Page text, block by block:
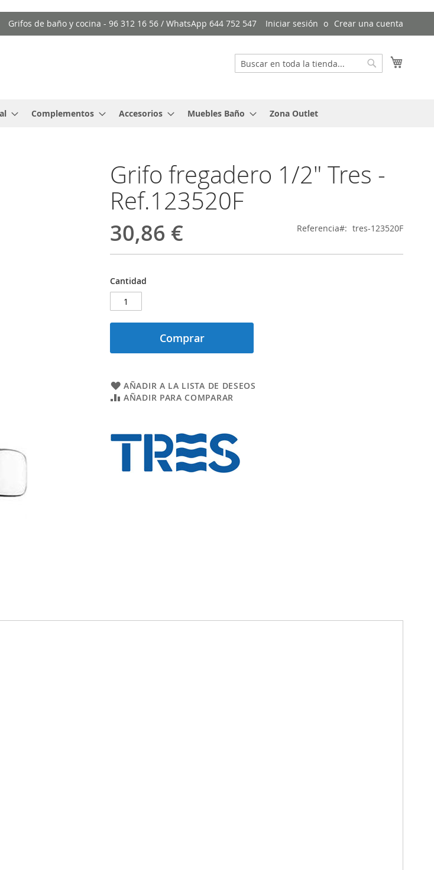
Grifos de baño y cocina - 96 312 16 56 / WhatsApp 644 752 547 Iniciar sesión Crear una cuenta
Buscar
Complementos Accesorios Muebles Baño Zona Outlet
Grifo fregadero 1/2" Tres -
Ref.123520F
30,86 € Referencia tres-123520F
Cantidad
Comprar
AÑADIR A LA LISTA DE DESEOS
AÑADIR PARA COMPARAR